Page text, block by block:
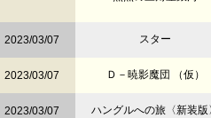
2023/03/07 スター
2023/03/07 Ｄ－暁影魔団 （仮）
2023/03/07 ハングルへの旅〈新装版